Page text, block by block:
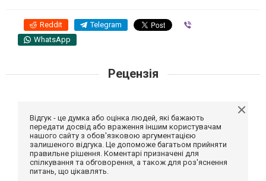
Reddit Telegram
WhatsApp
Рецензія
Відгук - це думка або оцінка людей, які бажають
передати досвід або враження іншим користувачам
нашого сайту з обов'язковою аргументацією
залишеного відгука. Це допоможе багатьом прийняти
правильне рішення. Коментарі призначені для
спілкування та обговорення, а також для роз'яснення
питань, що цікавлять.